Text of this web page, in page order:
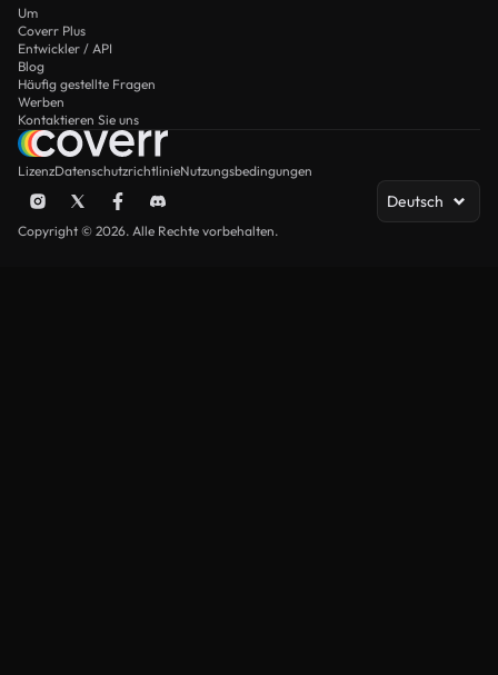
Um
Coverr Plus
Entwickler / API
Blog
Häufig gestellte Fragen
Werben
Kontaktieren Sie uns
LizenzDatenschutzrichtlinieNutzungsbedingungen
Deutsch
Copyright © 2026. Alle Rechte vorbehalten.